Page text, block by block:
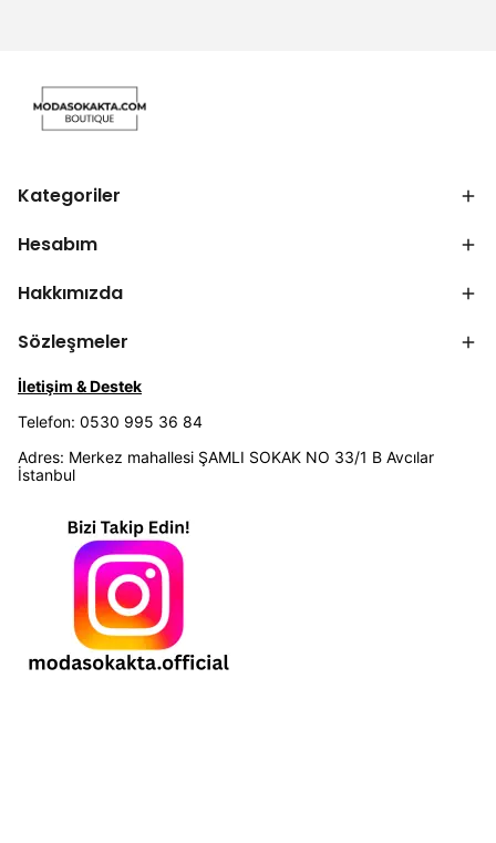
Kategoriler
Hesabım
Hakkımızda
Sözleşmeler
İletişim & Destek
Telefon: 0530 995 36 84
Adres: Merkez mahallesi ŞAMLI SOKAK NO 33/1 B Avcılar
İstanbul